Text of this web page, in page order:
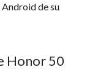
de su
Honor 50